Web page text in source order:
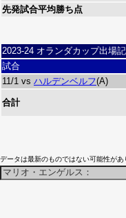
先発試合平均勝ち点
2023-24 オランダカップ出場
試合
11/1 vs ハルデンベルフ(A)
合計
データは最新のものではない可能性が